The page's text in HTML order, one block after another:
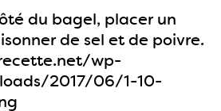
du bagel, placer un
de sel et de poivre.